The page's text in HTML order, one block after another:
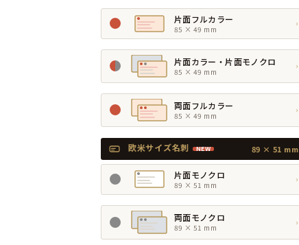
片面フルカラー
85 × 49 mm
›
片面カラー・片面モノクロ
85 × 49 mm
›
両面フルカラー
85 × 49 mm
›
欧米サイズ名刺 NEW 89 × 51 mm
片面モノクロ
89 × 51 mm
›
両面モノクロ
89 × 51 mm
›